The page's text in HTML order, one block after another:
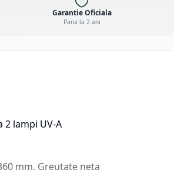
Garantie Oficiala
Pana la 2 ani
lampi UV-A
mm. Greutate neta